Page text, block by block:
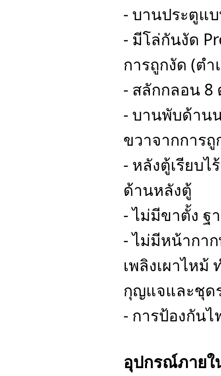
- บานประตูแ
- มีโล่กันงัด
การถูกงัด (ต
- สลักกลอน 8
- บานพับด้าน
ขวาจากการถู
- หลังตู้เรียบไ
ด้านหลังตู้
- ไม่มีขาตั้ง ฐ
- ไม่มีหน้ากา
เพลิงเผาไห
กุญแจและชุด
- การป้องกัน
อุปกรณ์ภายใ